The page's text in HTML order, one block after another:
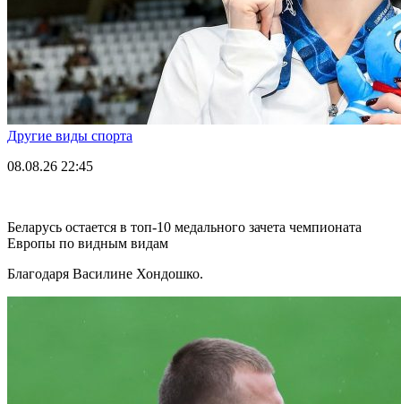
Другие виды спорта
08.08.26 22:45
Беларусь остается в топ-10 медального зачета чемпионата
Европы по видным видам
Благодаря Василине Хондошко.